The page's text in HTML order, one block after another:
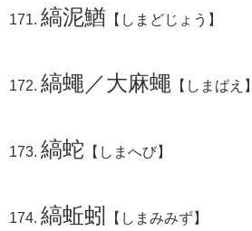
縞泥鰌 【しまどじょう】
縞蠅／大麻蠅 【しまばえ】
縞蛇 【しまへび】
縞蚯蚓 【しまみみず】